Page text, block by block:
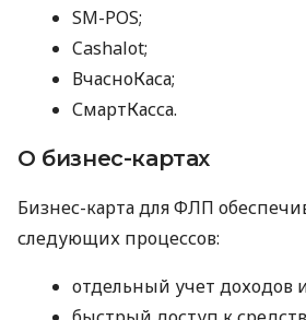
SM-POS;
Cashalot;
ВчасноКаса;
СмартКасса.
О бизнес-картах
Бизнес-карта для ФЛП
следующих процессов:
отдельный учет доходов